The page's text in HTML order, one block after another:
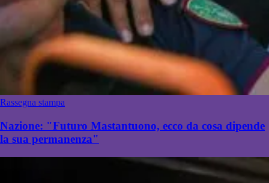
Rassegna stampa
Nazione: "Futuro Mastantuono, ecco da cosa dipende
la sua permanenza"